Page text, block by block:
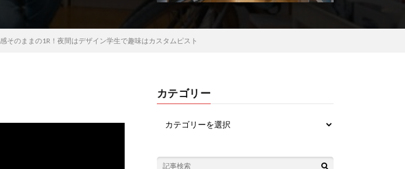
そのままの1R！夜間はデザイン学生で趣味はカスタムピスト
カテゴリー